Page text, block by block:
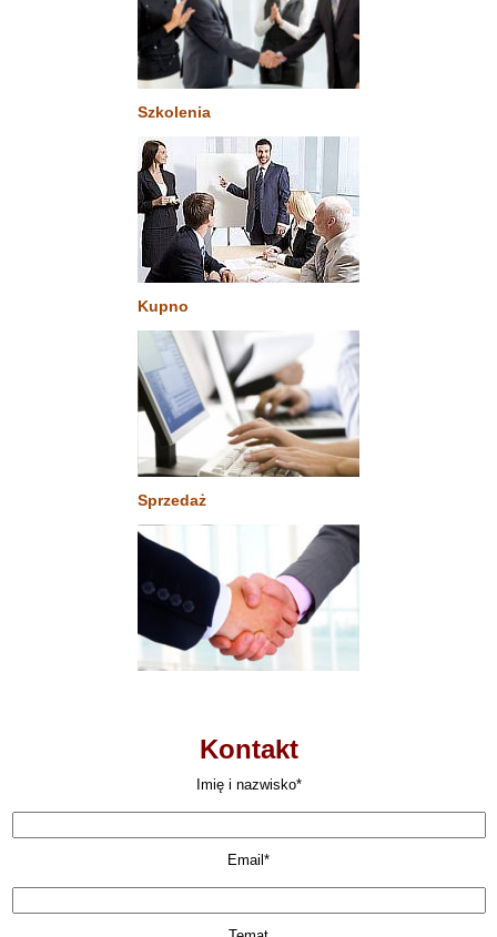
Szkolenia
Kupno
Sprzedaż
Kontakt
Imię i nazwisko*
Email*